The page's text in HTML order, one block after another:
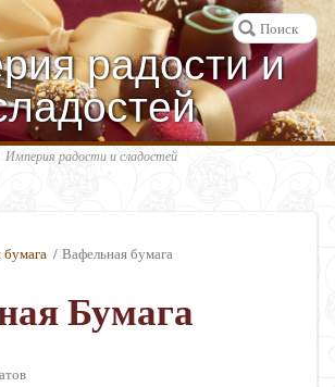
радости и
Империя радости и сладостей
/ Вафельная бумага
Бумага